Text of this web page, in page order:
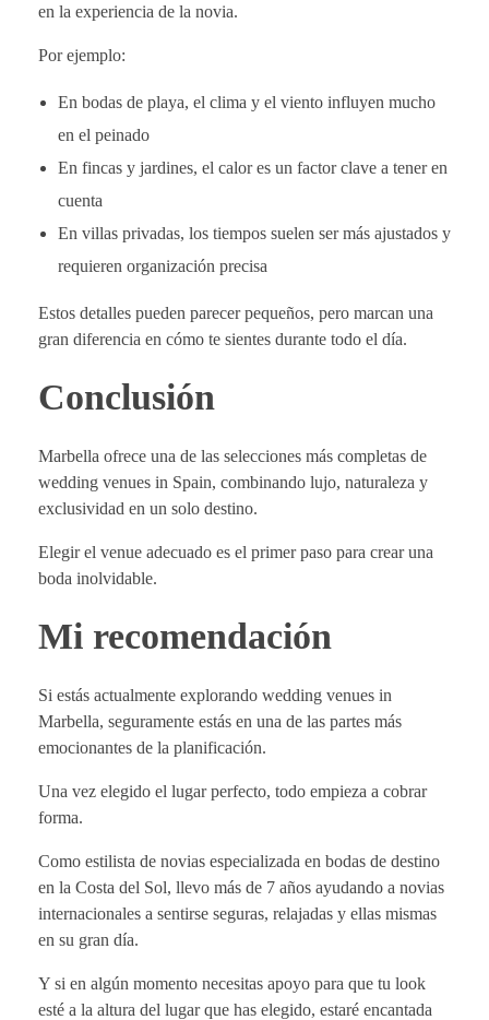
en la experiencia de la novia.
Por ejemplo:
En bodas de playa, el clima y el viento influyen mucho
en el peinado
En fincas y jardines, el calor es un factor clave a tener en
cuenta
En villas privadas, los tiempos suelen ser más ajustados y
requieren organización precisa
Estos detalles pueden parecer pequeños, pero marcan una
gran diferencia en cómo te sientes durante todo el día.
Conclusión
Marbella ofrece una de las selecciones más completas de
wedding venues in Spain, combinando lujo, naturaleza y
exclusividad en un solo destino.
Elegir el venue adecuado es el primer paso para crear una
boda inolvidable.
Mi recomendación
Si estás actualmente explorando wedding venues in
Marbella, seguramente estás en una de las partes más
emocionantes de la planificación.
Una vez elegido el lugar perfecto, todo empieza a cobrar
forma.
Como estilista de novias especializada en bodas de destino
en la Costa del Sol, llevo más de 7 años ayudando a novias
internacionales a sentirse seguras, relajadas y ellas mismas
en su gran día.
Y si en algún momento necesitas apoyo para que tu look
esté a la altura del lugar que has elegido, estaré encantada